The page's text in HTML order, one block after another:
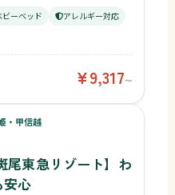
ビーベッド
アレルギー対応
¥9,317〜
・甲信越
尾東急リゾート】わ
安心